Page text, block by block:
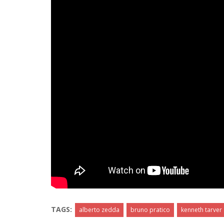
TAGS: alberto zedda bruno pratico kenneth tarver